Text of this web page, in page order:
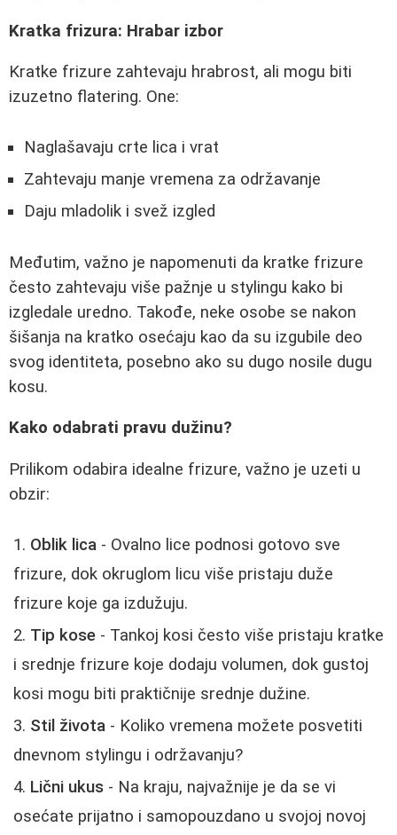
Kratka frizura: Hrabar izbor
Kratke frizure zahtevaju hrabrost, ali mogu biti
izuzetno flatering. One:
Naglašavaju crte lica i vrat
Zahtevaju manje vremena za održavanje
Daju mladolik i svež izgled
Međutim, važno je napomenuti da kratke frizure
često zahtevaju više pažnje u stylingu kako bi
izgledale uredno. Takođe, neke osobe se nakon
šišanja na kratko osećaju kao da su izgubile deo
svog identiteta, posebno ako su dugo nosile dugu
kosu.
Kako odabrati pravu dužinu?
Prilikom odabira idealne frizure, važno je uzeti u
obzir:
Oblik lica - Ovalno lice podnosi gotovo sve
frizure, dok okruglom licu više pristaju duže
frizure koje ga izdužuju.
Tip kose - Tankoj kosi često više pristaju kratke
i srednje frizure koje dodaju volumen, dok gustoj
kosi mogu biti praktičnije srednje dužine.
Stil života - Koliko vremena možete posvetiti
dnevnom stylingu i održavanju?
Lični ukus - Na kraju, najvažnije je da se vi
osećate prijatno i samopouzdano u svojoj novoj